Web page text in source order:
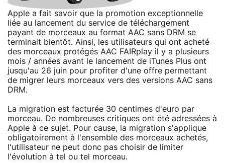
Apple a fait savoir que la promotion exceptionnelle
liée au lancement du service de téléchargement
payant de morceaux au format AAC sans DRM se
terminait bientôt. Ainsi, les utilisateurs qui ont acheté
des morceaux protégés AAC FAIRplay il y a plusieurs
mois / années avant le lancement de iTunes Plus ont
jusqu'au 26 juin pour profiter d'une offre permettant
de migrer leurs morceaux vers des versions AAC sans
DRM.
La migration est facturée 30 centimes d'euro par
morceau. De nombreuses critiques ont été adressées à
Apple à ce sujet. Pour cause, la migration s'applique
obligatoirement à l'ensemble des morceaux achetés,
l'utilisateur ne peut donc pas choisir de limiter
l'évolution à tel ou tel morceau.